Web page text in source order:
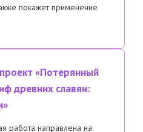
покажет применение
«Потерянный
древних славян:
работа направлена на